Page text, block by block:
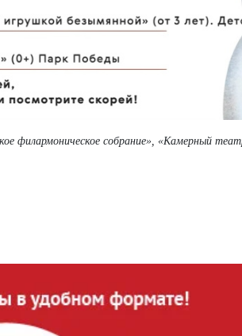
филармоническое собрание», «Камерный